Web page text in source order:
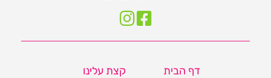
דף הבית קצת עלינו